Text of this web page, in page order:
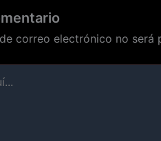
correo electrónico no será